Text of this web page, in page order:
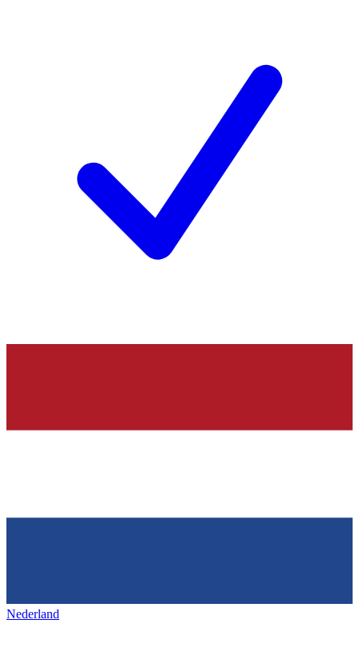
Nederland